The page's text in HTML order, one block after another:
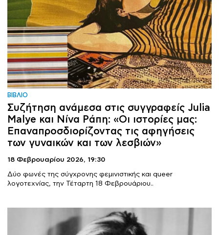
ΒΙΒΛΙΟ
Συζήτηση ανάμεσα στις συγγραφείς Julia
Malye και Νίνα Ράπη: «Οι ιστορίες μας:
Επαναπροσδιορίζοντας τις αφηγήσεις
των γυναικών και των λεσβιών»
18 Φεβρουαρίου 2026, 19:30
Δύο φωνές της σύγχρονης φεμινιστικής και queer
λογοτεχνίας, την Τέταρτη 18 Φεβρουάριου..